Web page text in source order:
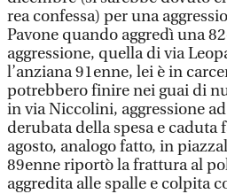
rea confessa) per una
Pavone quando aggredì una
aggressione, quella di via
l’anziana 91enne, lei è in
potrebbero finire nei guai di
in via Niccolini, aggressione
derubata della spesa e caduta
agosto, analogo fatto, in
89enne riportò la frattura al
aggredita alle spalle e colpita